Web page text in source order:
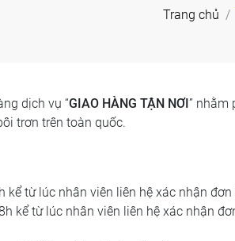
Trang chủ
dịch vụ “GIAO HÀNG TẬN NƠI” nhằm
trơn trên toàn quốc.
kể từ lúc nhân viên liên hệ xác nhận đơn
kể từ lúc nhân viên liên hệ xác nhận